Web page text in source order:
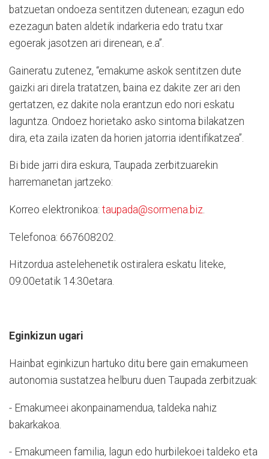
batzuetan ondoeza sentitzen dutenean; ezagun edo
ezezagun baten aldetik indarkeria edo tratu txar
egoerak jasotzen ari direnean, e.a”.
Gaineratu zutenez, “emakume askok sentitzen dute
gaizki ari direla tratatzen, baina ez dakite zer ari den
gertatzen, ez dakite nola erantzun edo nori eskatu
laguntza. Ondoez horietako asko sintoma bilakatzen
dira, eta zaila izaten da horien jatorria identifikatzea”.
Bi bide jarri dira eskura, Taupada zerbitzuarekin
harremanetan jartzeko:
Korreo elektronikoa: taupada@sormena.biz.
Telefonoa: 667608202.
Hitzordua astelehenetik ostiralera eskatu liteke,
09:00etatik 14:30etara.
Eginkizun ugari
Hainbat eginkizun hartuko ditu bere gain emakumeen
autonomia sustatzea helburu duen Taupada zerbitzuak:
- Emakumeei akonpainamendua, taldeka nahiz
bakarkakoa.
- Emakumeen familia, lagun edo hurbilekoei taldeko eta